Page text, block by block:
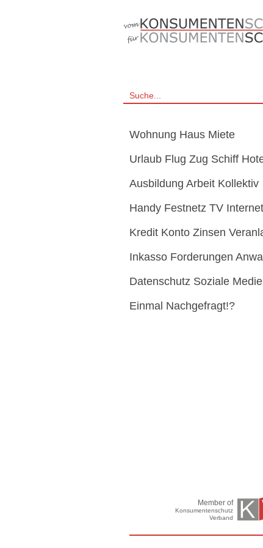
Wohnung Haus Miete
Urlaub Flug Zug Schiff
Ausbildung Arbeit Kollektiv
Handy Festnetz TV Internet
Kredit Konto Zinsen
Inkasso Forderungen
Datenschutz Soziale
Einmal Nachgefragt!?
Member of
Konsumentenschutz
Verband